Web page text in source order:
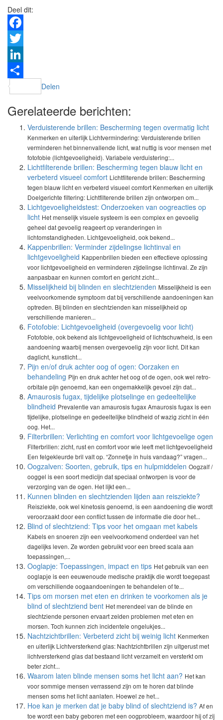
Deel dit:
Facebook
Twitter
LinkedIn
Delen
Gerelateerde berichten:
Verduisterende brillen: Bescherming tegen overmatig licht
Kenmerken en uiterlijk Lichtvermindering: Verduisterende brillen
verminderen het binnenvallende licht, wat nuttig is voor mensen met
fotofobie (lichtgevoeligheid). Variabele verduistering:...
Lichtfilterende brillen: Bescherming tegen blauw licht en
verbeterd visueel comfort Lichtfilterende brillen: Bescherming
tegen blauw licht en verbeterd visueel comfort Kenmerken en uiterlijk
Doelgerichte filtering: Lichtfilterende brillen zijn ontworpen om...
Lichtgevoeligheidstest: Onderzoeken van oogreacties op
licht Het menselijk visuele systeem is een complex en gevoelig
geheel dat gevoelig reageert op veranderingen in
lichtomstandigheden. Lichtgevoeligheid, ook bekend...
Kappenbrillen: Verminder zijdelingse lichtinval en
lichtgevoeligheid Kappenbrillen bieden een effectieve oplossing
voor lichtgevoeligheid en verminderen zijdelingse lichtinval. Ze zijn
aanpasbaar en kunnen comfort en gericht zicht...
Misselijkheid bij blinden en slechtzienden Misselijkheid is een
veelvoorkomende symptoom dat bij verschillende aandoeningen kan
optreden. Bij blinden en slechtzienden kan misselijkheid op
verschillende manieren...
Fotofobie: Lichtgevoeligheid (overgevoelig voor licht)
Fotofobie, ook bekend als lichtgevoeligheid of lichtschuwheid, is een
aandoening waarbij mensen overgevoelig zijn voor licht. Dit kan
daglicht, kunstlicht...
Pijn en/of druk achter oog of ogen: Oorzaken en
behandeling Pijn en druk achter het oog of de ogen, ook wel retro-
orbitale pijn genoemd, kan een ongemakkelijk gevoel zijn dat...
Amaurosis fugax, tijdelijke plotselinge en gedeeltelijke
blindheid Prevalentie van amaurosis fugax Amaurosis fugax is een
tijdelijke, plotselinge en gedeeltelijke blindheid of wazig zicht in één
oog. Het...
Filterbrillen: Verlichting en comfort voor lichtgevoelige ogen
Filterbrillen: zicht, rust en comfort voor wie leeft met lichtgevoeligheid
Een felgekleurde bril valt op. “Zonnetje in huis vandaag?” vragen...
Oogzalven: Soorten, gebruik, tips en hulpmiddelen Oogzalf /
ooggel is een soort medicijn dat speciaal ontworpen is voor de
verzorging van de ogen. Het lijkt een...
Kunnen blinden en slechtzienden lijden aan reisziekte?
Reisziekte, ook wel kinetosis genoemd, is een aandoening die wordt
veroorzaakt door een conflict tussen de informatie die door het...
Blind of slechtziend: Tips voor het omgaan met kabels
Kabels en snoeren zijn een veelvoorkomend onderdeel van het
dagelijks leven. Ze worden gebruikt voor een breed scala aan
toepassingen,...
Ooglapje: Toepassingen, impact en tips Het gebruik van een
ooglapje is een eeuwenoude medische praktijk die wordt toegepast
om verschillende oogaandoeningen te behandelen of te...
Tips om morsen met eten en drinken te voorkomen als je
blind of slechtziend bent Het merendeel van de blinde en
slechtziende personen ervaart zelden problemen met eten en
morsen. Toch kunnen zich incidentele ongelukjes...
Nachtzichtbrillen: Verbeterd zicht bij weinig licht Kenmerken
en uiterlijk Lichtversterkend glas: Nachtzichtbrillen zijn uitgerust met
lichtversterkend glas dat bestaand licht verzamelt en versterkt om
beter zicht...
Waarom laten blinde mensen soms het licht aan? Het kan
voor sommige mensen verrassend zijn om te horen dat blinde
mensen soms het licht aanlaten. Hoewel ze het...
Hoe kan je merken dat je baby blind of slechtziend is? Af en
toe wordt een baby geboren met een oogprobleem, waardoor hij of zij